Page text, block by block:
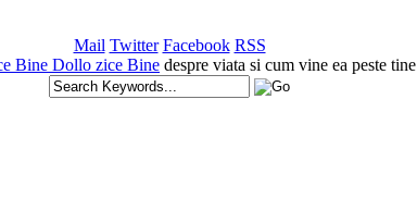
Mail Twitter Facebook RSS
Dollo zice Bine despre viata si cum vine ea peste tine